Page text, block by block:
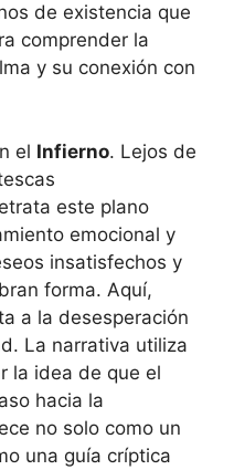
de existencia que
comprender la
y su conexión con
el Infierno. Lejos de
este plano
emocional y
insatisfechos y
forma. Aquí,
a la desesperación
La narrativa utiliza
la idea de que el
hacia la
no solo como un
una guía críptica